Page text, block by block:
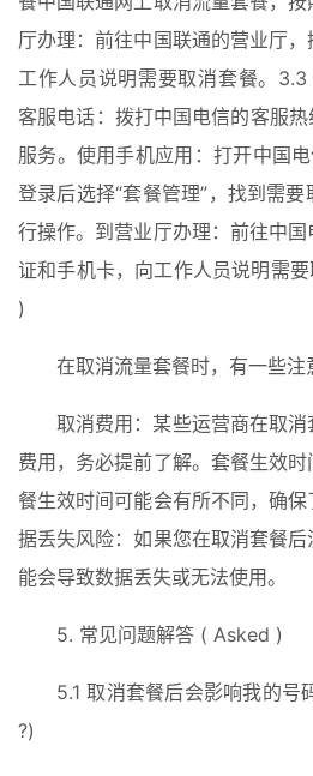
电
影
|
城
美
免
费
办
卡
登录 注
投稿
厅办理：前往中国联通的营业厅
工作人员说明需要取消套餐。
客服电话：拨打中国电信的客服
服务。使用手机应用：打开中国电
登录后选择“套餐管理”，找到需
行操作。到营业厅办理：前往中
证和手机卡，向工作人员说明需
)
在取消流量套餐时，有一些注
取消费用：某些运营商在取
费用，务必提前了解。套餐生效
餐生效时间可能会有所不同，确
据丢失风险：如果您在取消套餐
能会导致数据丢失或无法使用。
5. 常见问题解答 ( Asked )
5.1 取消套餐后会影响我的
?)